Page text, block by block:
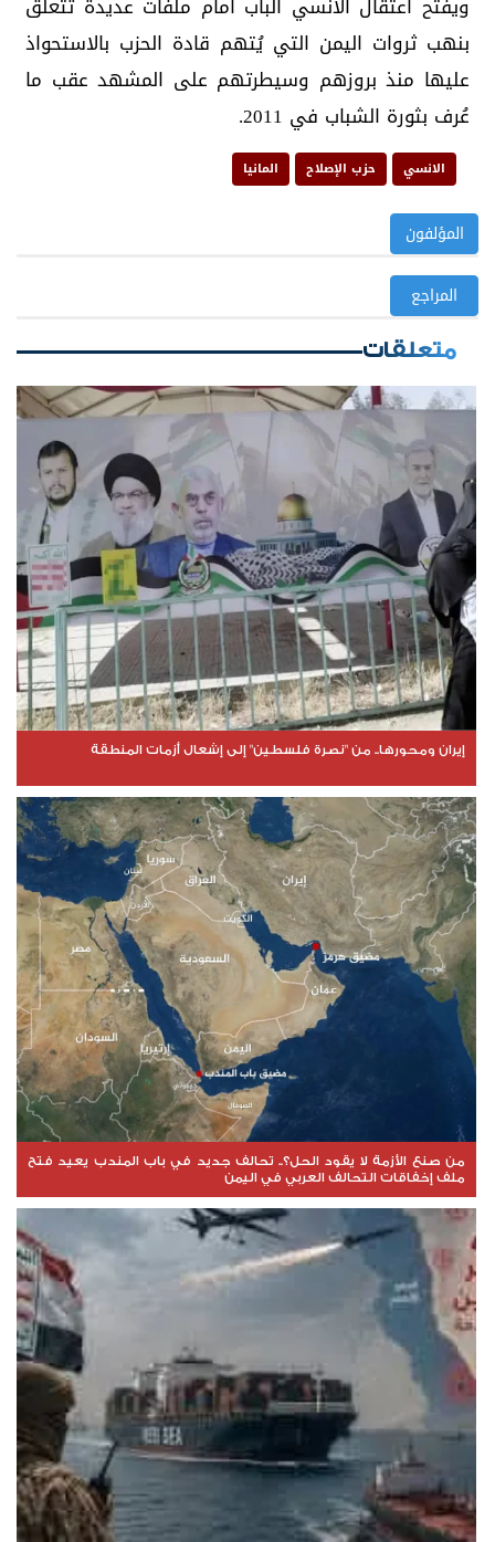
بنهب ثروات اليمن التي يُتهم قادة الحزب بالاستحواذ
عليها منذ بروزهم وسيطرتهم على المشهد عقب ما
عُرف بثورة الشباب في 2011.
الانسي حزب الإصلاح المانيا
المؤلفون
المراجع
متعلقات
إيران ومحورها.. من "نصرة فلسطين" إلى إشعال أزمات المنطقة
من صنع الأزمة لا يقود الحل؟.. تحالف جديد في باب المندب يعيد فتح
ملف إخفاقات التحالف العربي في اليمن